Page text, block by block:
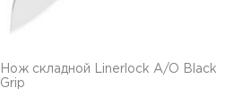
Нож складной Linerlock A/O Black
Grip